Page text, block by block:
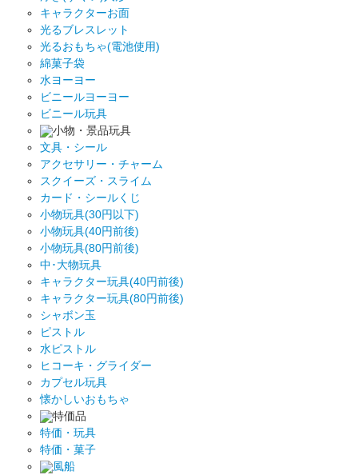
キャラクターお面
光るブレスレット
光るおもちゃ(電池使用)
綿菓子袋
水ヨーヨー
ビニールヨーヨー
ビニール玩具
小物・景品玩具
文具・シール
アクセサリー・チャーム
スクイーズ・スライム
カード・シールくじ
小物玩具(30円以下)
小物玩具(40円前後)
小物玩具(80円前後)
中･大物玩具
キャラクター玩具(40円前後)
キャラクター玩具(80円前後)
シャボン玉
ピストル
水ピストル
ヒコーキ・グライダー
カプセル玩具
懐かしいおもちゃ
特価品
特価・玩具
特価・菓子
風船